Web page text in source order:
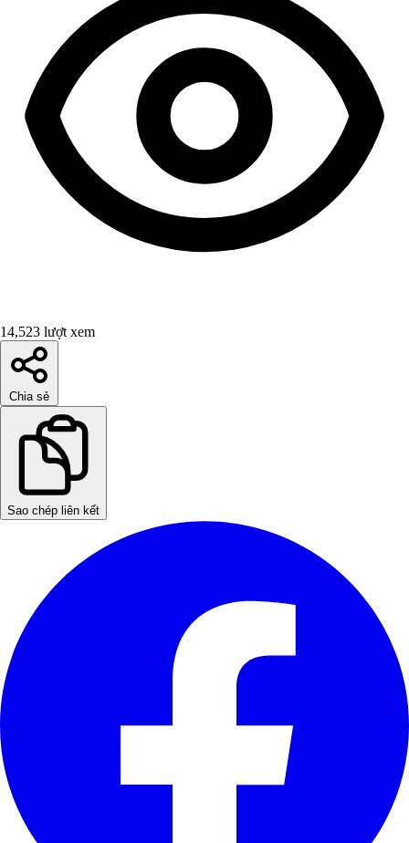
14,523 lượt xem
Chia sẻ
Sao chép liên kết